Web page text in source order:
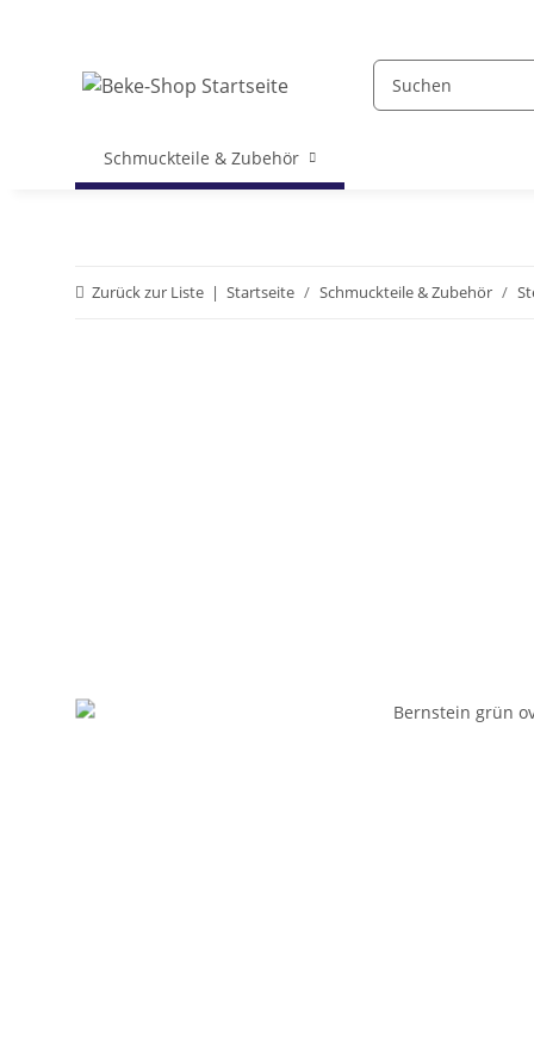
Schmuckteile & Zubehör
Zurück zur Liste Startseite Schmuckteile & Zubehör